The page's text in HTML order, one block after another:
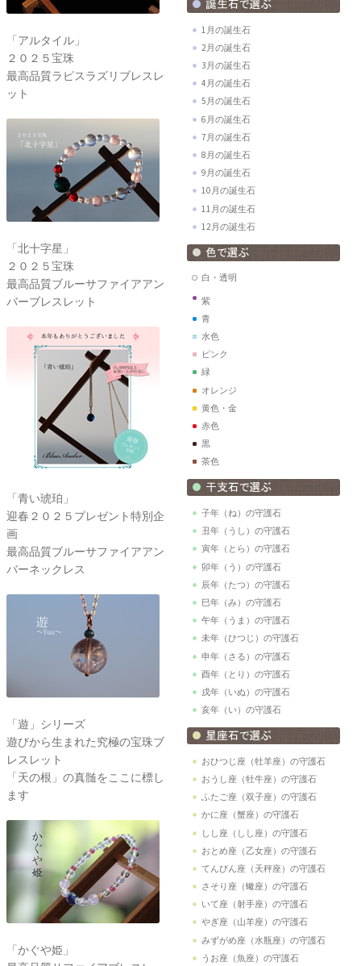
「アルタイル」
２０２５宝珠
最高品質ラピスラズリブレスレ
ット
「北十字星」
２０２５宝珠
最高品質ブルーサファイアアン
バーブレスレット
「青い琥珀」
迎春２０２５プレゼント特別企
画
最高品質ブルーサファイアアン
バーネックレス
「遊」シリーズ
遊びから生まれた究極の宝珠ブ
レスレット
「天の根」の真髄をここに標し
ます
「かぐや姫」
1月の誕生石
2月の誕生石
3月の誕生石
4月の誕生石
5月の誕生石
6月の誕生石
7月の誕生石
8月の誕生石
9月の誕生石
10月の誕生石
11月の誕生石
12月の誕生石
白・透明
紫
青
水色
ピンク
緑
オレンジ
黄色・金
赤色
黒
茶色
子年（ね）の守護石
丑年（うし）の守護石
寅年（とら）の守護石
卯年（う）の守護石
辰年（たつ）の守護石
巳年（み）の守護石
午年（うま）の守護石
未年（ひつじ）の守護石
申年（さる）の守護石
酉年（とり）の守護石
戌年（いぬ）の守護石
亥年（い）の守護石
おひつじ座（牡羊座）の守護石
おうし座（牡牛座）の守護石
ふたご座（双子座）の守護石
かに座（蟹座）の守護石
しし座（しし座）の守護石
おとめ座（乙女座）の守護石
てんびん座（天秤座）の守護石
さそり座（蠍座）の守護石
いて座（射手座）の守護石
やぎ座（山羊座）の守護石
みずがめ座（水瓶座）の守護石
うお座（魚座）の守護石